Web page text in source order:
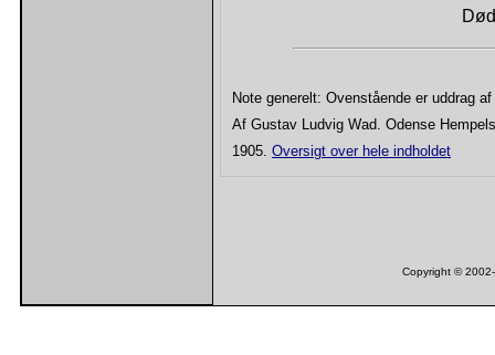
Note generelt: Ovenstående er uddrag
Af Gustav Ludvig Wad. Odense
1905. Oversigt over hele indholdet
Copyright ©